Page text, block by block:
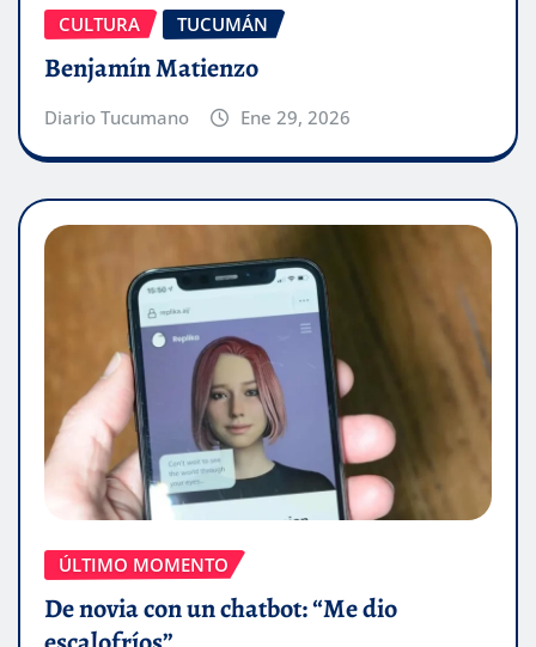
CULTURA TUCUMÁN
Benjamín Matienzo
Diario Tucumano Ene 29, 2026
ÚLTIMO MOMENTO
De novia con un chatbot: “Me dio